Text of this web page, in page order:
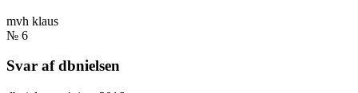
mvh klaus
№ 6
Svar af dbnielsen